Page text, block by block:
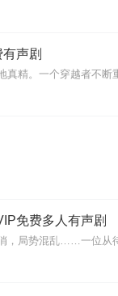
声剧
免费多人有声剧